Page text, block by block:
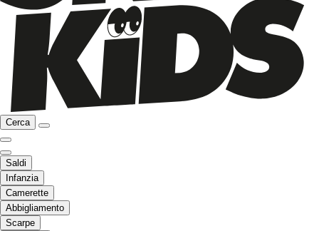
Cerca
Saldi
Infanzia
Camerette
Abbigliamento
Scarpe